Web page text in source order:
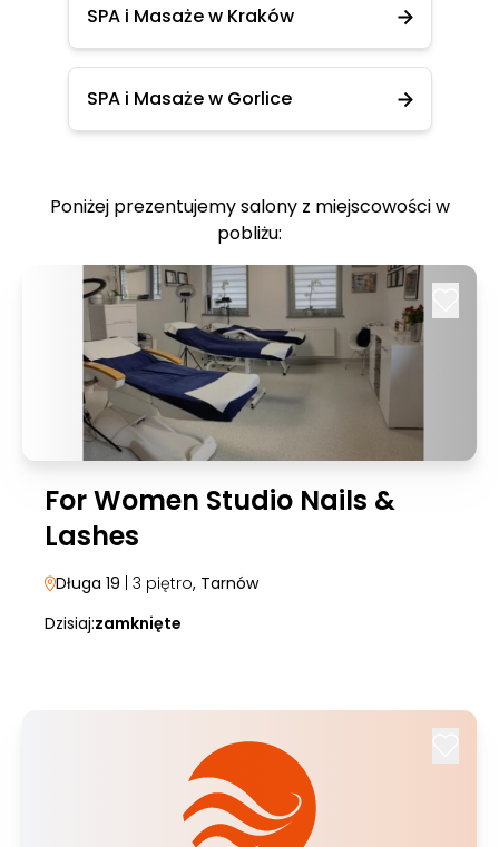
SPA i Masaże w Kraków
SPA i Masaże w Gorlice
Poniżej prezentujemy salony z miejscowości w
pobliżu:
For Women Studio Nails &
Lashes
Długa 19 | 3 piętro, Tarnów
Dzisiaj:zamknięte